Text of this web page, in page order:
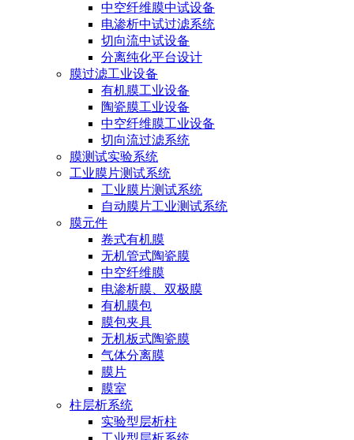
中空纤维膜中试设备
电渗析中试过滤系统
切向流中试设备
分离纯化平台设计
膜过滤工业设备
有机膜工业设备
陶瓷膜工业设备
中空纤维膜工业设备
切向流过滤系统
膜测试实验系统
工业膜片测试系统
工业膜片测试系统
自动膜片工业测试系统
膜元件
卷式有机膜
无机管式陶瓷膜
中空纤维膜
电渗析膜、双极膜
有机膜包
膜包夹具
无机板式陶瓷膜
气体分离膜
膜片
膜室
柱层析系统
实验型层析柱